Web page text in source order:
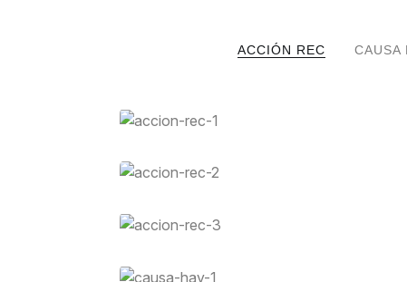
ACCIÓN REC CAUSA